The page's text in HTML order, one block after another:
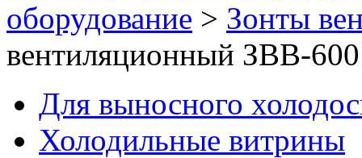
оборудование > Зонты
вентиляционный ЗВВ-
Для выносного
Холодильные витрины